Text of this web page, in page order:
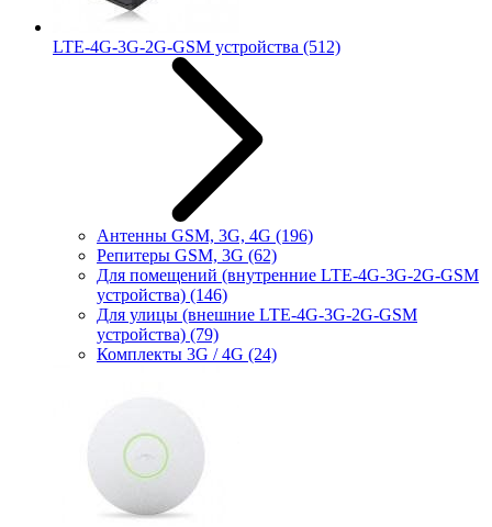
LTE-4G-3G-2G-GSM устройства (512)
Антенны GSM, 3G, 4G (196)
Репитеры GSM, 3G (62)
Для помещений (внутренние LTE-4G-3G-2G-GSM
устройства) (146)
Для улицы (внешние LTE-4G-3G-2G-GSM
устройства) (79)
Комплекты 3G / 4G (24)